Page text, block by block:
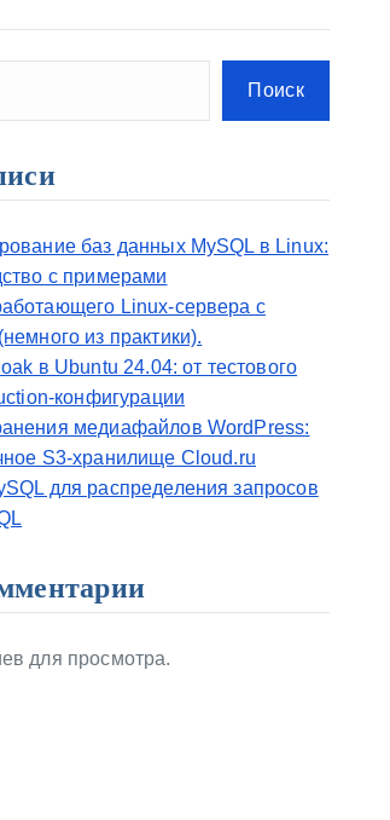
Поиск
баз данных MySQL в Linux:
с примерами
Linux-сервера с
из практики).
в Ubuntu 24.04: от тестового
конфигурации
медиафайлов WordPress:
S3-хранилище Cloud.ru
для распределения запросов
для просмотра.